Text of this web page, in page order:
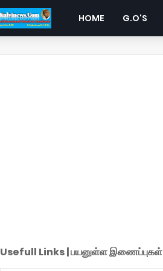
HOME G.O'S
Usefull Links | பயனுள்ள இணைப்புகள்